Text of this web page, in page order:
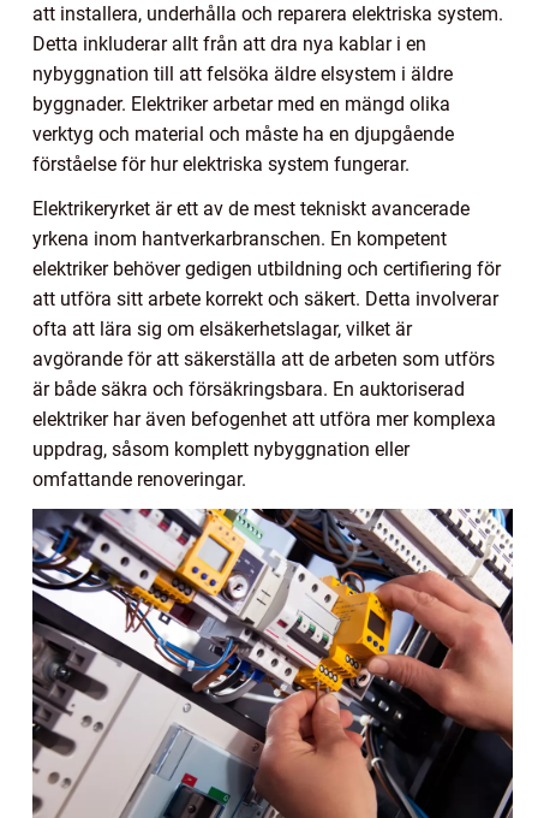
att installera, underhålla och reparera elektriska system.
Detta inkluderar allt från att dra nya kablar i en
nybyggnation till att felsöka äldre elsystem i äldre
byggnader. Elektriker arbetar med en mängd olika
verktyg och material och måste ha en djupgående
förståelse för hur elektriska system fungerar.
Elektrikeryrket är ett av de mest tekniskt avancerade
yrkena inom hantverkarbranschen. En kompetent
elektriker behöver gedigen utbildning och certifiering för
att utföra sitt arbete korrekt och säkert. Detta involverar
ofta att lära sig om elsäkerhetslagar, vilket är
avgörande för att säkerställa att de arbeten som utförs
är både säkra och försäkringsbara. En auktoriserad
elektriker har även befogenhet att utföra mer komplexa
uppdrag, såsom komplett nybyggnation eller
omfattande renoveringar.